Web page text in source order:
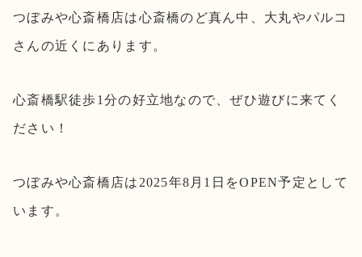
つぼみや心斎橋店は心斎橋のど真ん中、大丸やパルコ
さんの近くにあります。
心斎橋駅徒歩1分の好立地なので、ぜひ遊びに来てく
ださい！
つぼみや心斎橋店は2025年8月1日をOPEN予定として
います。